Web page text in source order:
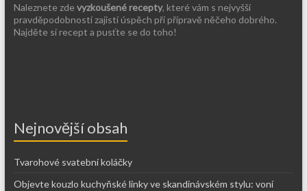
Naleznete zde vyzkoušené recepty, které vám s nejvyšší
pravděpodobností zajistí úspěch při přípravě něčeho dobrého.
Najděte si recept a pusťte se do toho!
Nejnovější obsah
Tvarohové svatební koláčky
Objevte kouzlo kuchyňské linky ve skandinávském stylu: voní